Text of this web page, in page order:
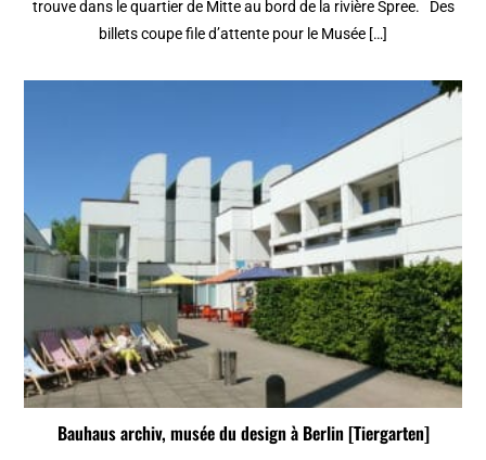
trouve dans le quartier de Mitte au bord de la rivière Spree. Des
billets coupe file d’attente pour le Musée […]
Bauhaus archiv, musée du design à Berlin [Tiergarten]